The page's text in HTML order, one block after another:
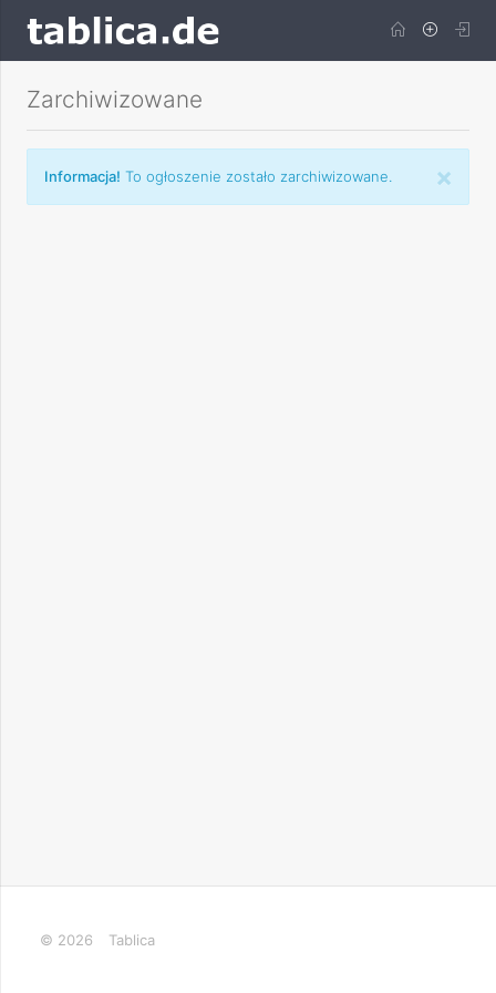
Zarchiwizowane
×
Informacja! To ogłoszenie zostało zarchiwizowane.
© 2026 Tablica